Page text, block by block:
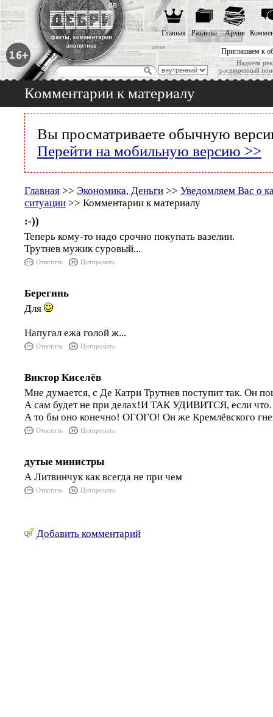
Приглашаем к
Надоела
расширенный
Главная Разделы Архив
Комментарии к материалу
Вы просматриваете обычную
Перейти на мобильную версию >>
Главная >> Экономика, Деньги >> Уведомляем Вас о
ситуации >> Комментарии к материалу
:-))
Теперь кому-то надо срочно покупать вазелин.
Трутнев мужик суровый...
Ответить Цитировать
Берегинь
Для
Напугал ежа голой ж...
Ответить Цитировать
Виктор Киселёв
Мне думается, с Де Катри Трутнев поступит так. Он
А сам будет не при делах!И ТАК УДИВИТСЯ, если
А то бы оно конечно! ОГОГО! Он же Кремлёвского
Ответить Цитировать
дутые министры
А Литвинчук как всегда не при чем
Ответить Цитировать
Добавить комментарий